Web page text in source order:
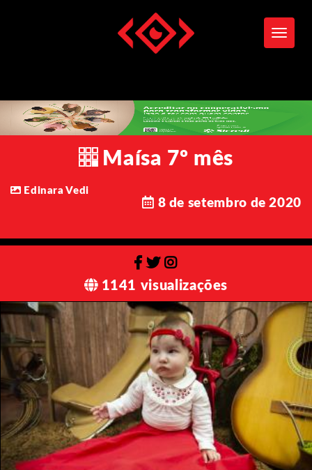
Maísa 7º mês
Edinara Vedi
8 de setembro de 2020
1141 visualizações